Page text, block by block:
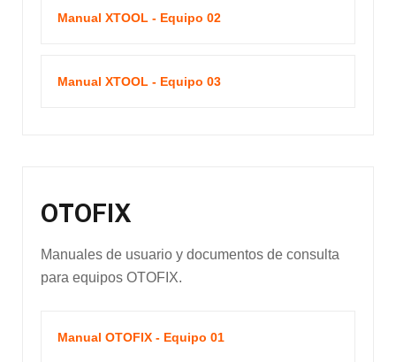
Manual XTOOL - Equipo 02
Manual XTOOL - Equipo 03
OTOFIX
Manuales de usuario y documentos de consulta
para equipos OTOFIX.
Manual OTOFIX - Equipo 01